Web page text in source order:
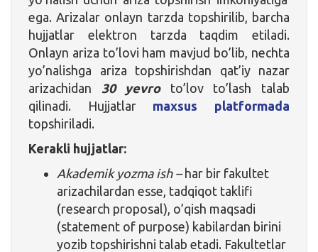
ega. Arizalar onlayn tarzda topshirilib, barcha
hujjatlar elektron tarzda taqdim etiladi.
Onlayn ariza to’lovi ham mavjud bo’lib, nechta
yo’nalishga ariza topshirishdan qat’iy nazar
arizachidan 30 yevroto’lov to’lash talab
qilinadi. Hujjatlar
maxsus platformada
topshiriladi.
Kerakli hujjatlar:
Akademik yozma ish – har bir fakultet
arizachilardan esse, tadqiqot taklifi
(research proposal), o’qish maqsadi
(statement of purpose) kabilardan birini
yozib topshirishni talab etadi. Fakultetlar